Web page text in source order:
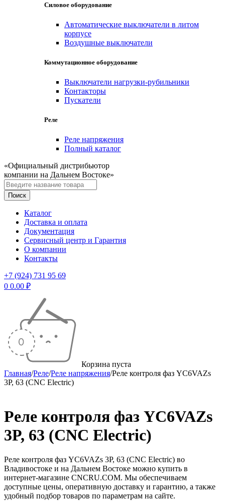
Силовое оборудование
Автоматические выключатели в литом
корпусе
Воздушные выключатели
Коммутационное оборудование
Выключатели нагрузки-рубильники
Контакторы
Пускатели
Реле
Реле напряжения
Полный каталог
«Официальный дистрибьютор
компании на Дальнем Востоке»
Каталог
Доставка и оплата
Документация
Сервисный центр и Гарантия
О компании
Контакты
+7 (924) 731 95 69
0 0.00 ₽
Корзина пуста
Главная/Реле/Реле напряжения/Реле контроля фаз YC6VAZs
3P, 63 (CNC Electric)
Реле контроля фаз YC6VAZs
3P, 63 (CNC Electric)
Реле контроля фаз YC6VAZs 3P, 63 (CNC Electric) во
Владивостоке и на Дальнем Востоке можно купить в
интернет-магазине CNCRU.COM. Мы обеспечиваем
доступные цены, оперативную доставку и гарантию, а также
удобный подбор товаров по параметрам на сайте.